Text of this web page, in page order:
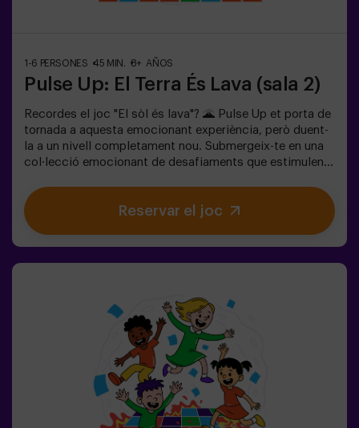
adult, que comptarà com a jugador.
1-6 PERSONES 45 MIN. 8+ AÑOS
Pulse Up: El Terra És Lava (sala 2)
Recordes el joc "El sòl és lava"? 🌋 Pulse Up et porta de
tornada a aquesta emocionant experiència, però duent-
la a un nivell completament nou. Submergeix-te en una
col·lecció emocionant de desafiaments que estimulen
dificultat per adaptar-se a tots els nivells d’habilitat.40
jocs únics que mantenen l’emoció i la diversió.2 sales
disponibles, inclòs el mode combat per a fins a 12
Up t'ofereix una experiència única que combina activitat
física i tecnologia, on la col·laboració és clau. 🏆I el
millor de tot? Som els primers a portar aquesta
experiència innovadora a Espanya. 🙌 Sent l'adrenalina i
porta la teva diversió a un nou nivell amb Pulse Up avui
mateix.Pulse Up: El Suelo es Lava - Mode Combat (per a
grups de 6 a 12 persones)La competició està a punt de
començar amb Pulse Up: El Suelo es Lava - Mode
Reservar el joc